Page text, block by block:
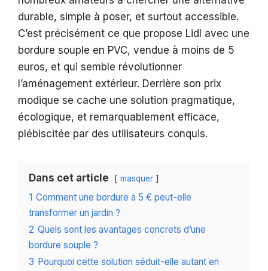
durable, simple à poser, et surtout accessible.
C’est précisément ce que propose Lidl avec une
bordure souple en PVC, vendue à moins de 5
euros, et qui semble révolutionner
l’aménagement extérieur. Derrière son prix
modique se cache une solution pragmatique,
écologique, et remarquablement efficace,
plébiscitée par des utilisateurs conquis.
Dans cet article masquer
1 Comment une bordure à 5 € peut-elle
transformer un jardin ?
2 Quels sont les avantages concrets d’une
bordure souple ?
3 Pourquoi cette solution séduit-elle autant en